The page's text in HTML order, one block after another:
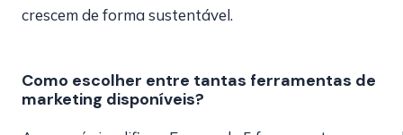
crescem de forma sustentável.
Como escolher entre tantas ferramentas de
marketing disponíveis?